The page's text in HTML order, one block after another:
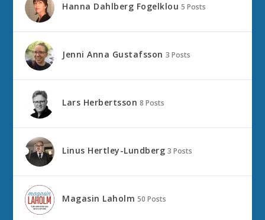
Hanna Dahlberg Fogelklou 5 Posts
Jenni Anna Gustafsson 3 Posts
Lars Herbertsson 8 Posts
Linus Hertley-Lundberg 3 Posts
Magasin Laholm 50 Posts